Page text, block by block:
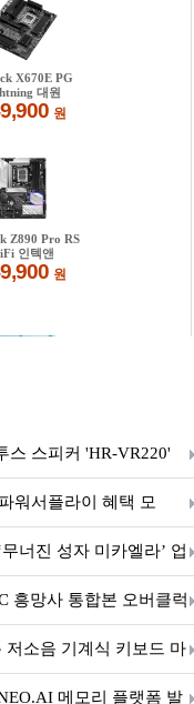
스 스피커 'HR-VR220'
워서플라이 혜택 모
너진 성자 미카엘라’ 업
흥망사 통합본 오버클럭
저소음 기계식 키보드 마
메모리 플랫폼 발